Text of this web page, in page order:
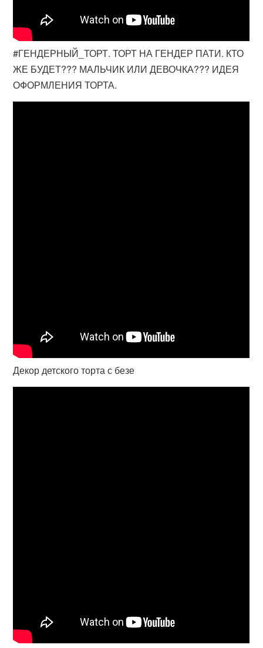
#ГЕНДЕРНЫЙ_ТОРТ. ТОРТ НА ГЕНДЕР ПАТИ. КТО
ЖЕ БУДЕТ??? МАЛЬЧИК ИЛИ ДЕВОЧКА??? ИДЕЯ
ОФОРМЛЕНИЯ ТОРТА.
Декор детского торта с безе